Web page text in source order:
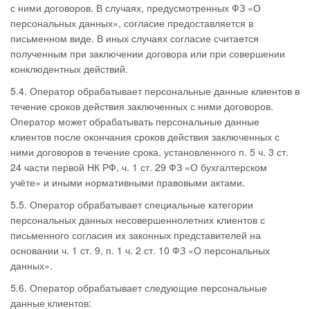
с ними договоров. В случаях, предусмотренных ФЗ «О
персональных данных», согласие предоставляется в
письменном виде. В иных случаях согласие считается
полученным при заключении договора или при совершении
конклюдентных действий.
5.4. Оператор обрабатывает персональные данные клиентов в
течение сроков действия заключенных с ними договоров.
Оператор может обрабатывать персональные данные
клиентов после окончания сроков действия заключенных с
ними договоров в течение срока, установленного п. 5 ч. 3 ст.
24 части первой НК РФ, ч. 1 ст. 29 ФЗ «О бухгалтерском
учёте» и иными нормативными правовыми актами.
5.5. Оператор обрабатывает специальные категории
персональных данных несовершеннолетних клиентов с
письменного согласия их законных представителей на
основании ч. 1 ст. 9, п. 1 ч. 2 ст. 10 ФЗ «О персональных
данных».
5.6. Оператор обрабатывает следующие персональные
данные клиентов: